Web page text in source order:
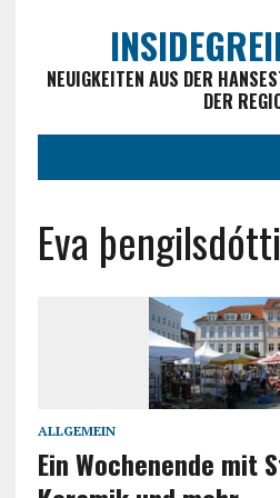
NEUIGKEITEN AUS DER
DER
Eva
ALLGEMEIN
Ein Wochenende mit